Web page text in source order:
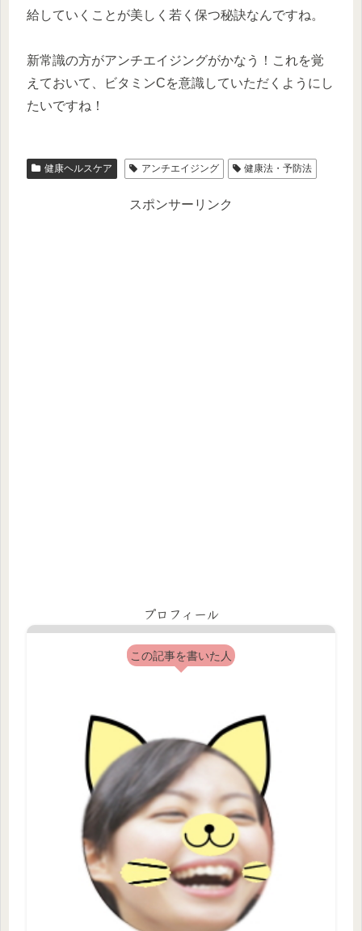
給していくことが美しく若く保つ秘訣なんですね。
新常識の方がアンチエイジングがかなう！これを覚
えておいて、ビタミンCを意識していただくようにし
たいですね！
健康ヘルスケア アンチエイジング 健康法・予防法
スポンサーリンク
プロフィール
この記事を書いた人